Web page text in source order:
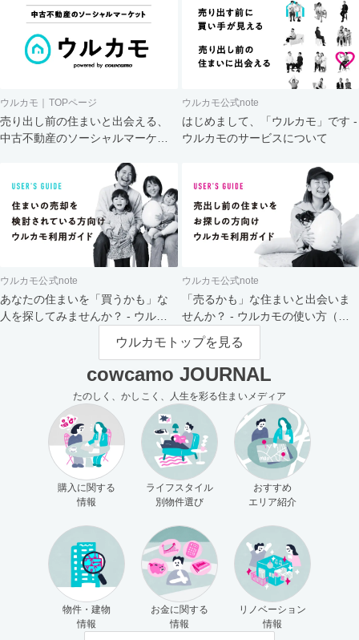
ウルカモ｜TOPページ
売り出し前の住まいと出会える、
中古不動産のソーシャルマーケッ
ウルカモ公式note
はじめまして、「ウルカモ」です -
ウルカモのサービスについて
ウルカモ公式note
あなたの住まいを「買うかも」な
人を探してみませんか？ - ウルカ
ウルカモ公式note
「売るかも」な住まいと出会いま
せんか？ - ウルカモの使い方（買
主さま向け）
ウルカモトップを見る
cowcamo JOURNAL
たのしく、かしこく、人生を彩る住まいメディア
購入に関する
情報
ライフスタイル
別物件選び
おすすめ
エリア紹介
物件・建物
情報
お金に関する
情報
リノベーション
情報